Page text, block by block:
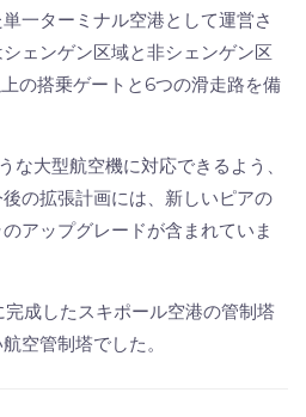
一ターミナル空港として運営さ
ェンゲン区域と非シェンゲン区
の搭乗ゲートと6つの滑走路を備
大型航空機に対応できるよう、
の拡張計画には、新しいピアの
アップグレードが含まれていま
成したスキポール空港の管制塔
空管制塔でした。